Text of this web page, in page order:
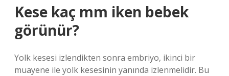
Kese kaç mm iken bebek
görünür?
Yolk kesesi izlendikten sonra embriyo, ikinci bir
muayene ile yolk kesesinin yanında izlenmelidir. Bu